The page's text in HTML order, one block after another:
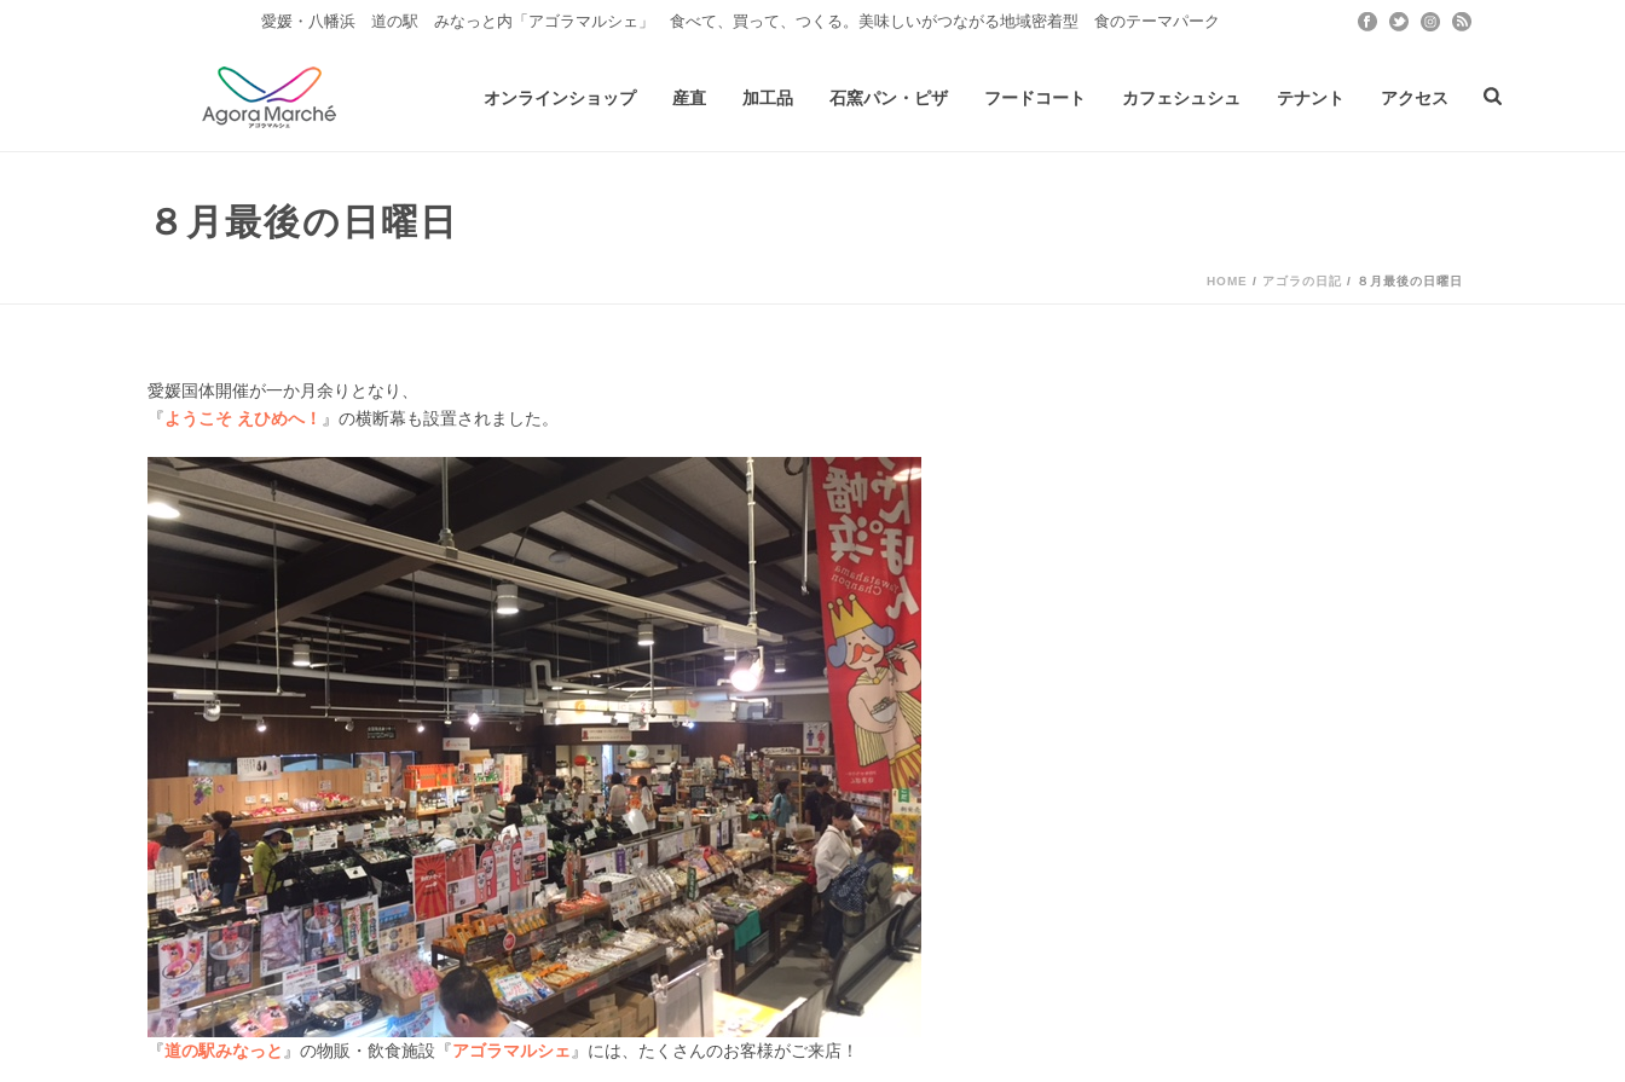
愛媛・八幡浜 道の駅 みなっと内「アゴラマルシェ」 食べて、買って、つくる。美味しいがつながる地域密着型 食のテーマパーク
オンラインショップ 産直 加工品 石窯パン・ピザ フードコート カフェシュシュ テナント アクセス
８月最後の日曜日
HOME / アゴラの日記 / ８月最後の日曜日
愛媛国体開催が一か月余りとなり、
『ようこそ えひめへ！ 』の横断幕も設置されました。
『道の駅みなっと 』の物販・飲食施設『アゴラマルシェ 』には、たくさんのお客様がご来店！